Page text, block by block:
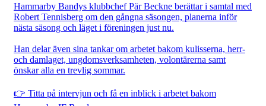
Hammarby Bandys klubbchef Pär Beckne berättar i samtal med
Robert Tennisberg om den gångna säsongen, planerna inför
nästa säsong och läget i föreningen just nu.
Han delar även sina tankar om arbetet bakom kulisserna, herr-
och damlaget, ungdomsverksamheten, volontärerna samt
önskar alla en trevlig sommar.
👉 Titta på intervjun och få en inblick i arbetet bakom